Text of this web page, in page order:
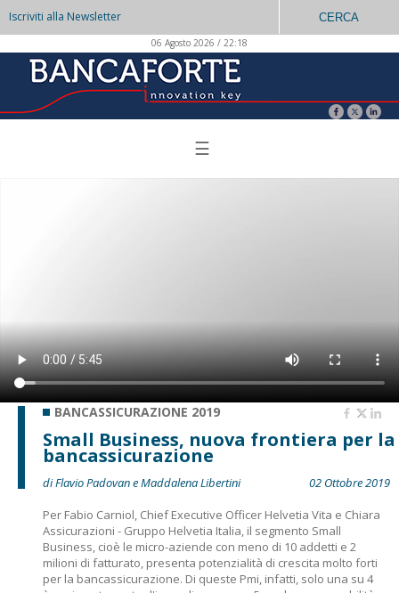
Iscriviti alla Newsletter CERCA
06 Agosto 2026 / 22:18
☰
BANCASSICURAZIONE 2019
Small Business, nuova frontiera per la
bancassicurazione
di Flavio Padovan e Maddalena Libertini
02 Ottobre 2019
Per Fabio Carniol, Chief Executive Officer Helvetia Vita e Chiara
Assicurazioni - Gruppo Helvetia Italia, il segmento Small
Business, cioè le micro-aziende con meno di 10 addetti e 2
milioni di fatturato, presenta potenzialità di crescita molto forti
per la bancassicurazione. Di queste Pmi, infatti, solo una su 4